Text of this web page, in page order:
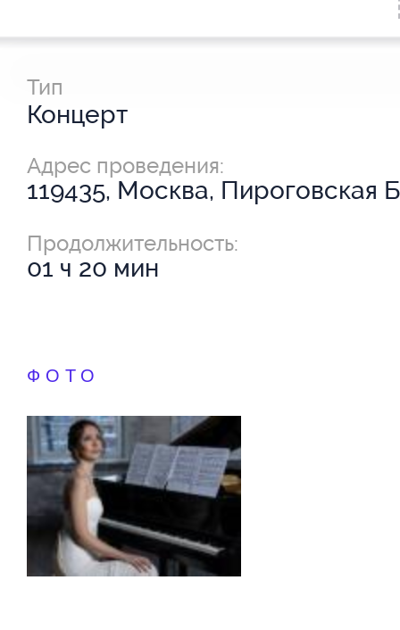
Тип
Концерт
Адрес проведения:
119435, Москва, Пироговская
Продолжительность:
01 ч 20 мин
ФОТО